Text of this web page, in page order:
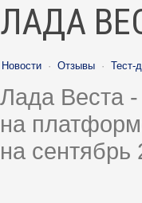
ЛАДА
Новости · Отзывы · Тест-
Лада Веста
на
на